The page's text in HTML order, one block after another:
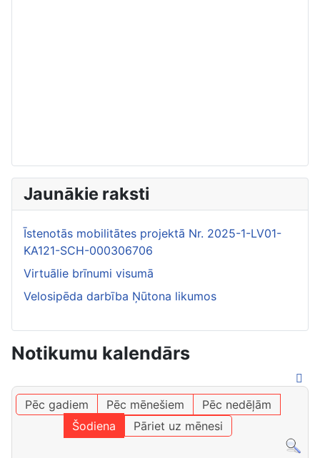
Jaunākie raksti
Īstenotās mobilitātes projektā Nr. 2025-1-LV01-
KA121-SCH-000306706
Virtuālie brīnumi visumā
Velosipēda darbība Ņūtona likumos
Notikumu kalendārs
Pēc gadiem Pēc mēnešiem
Pēc nedēļām
Šodiena
Pāriet uz mēnesi